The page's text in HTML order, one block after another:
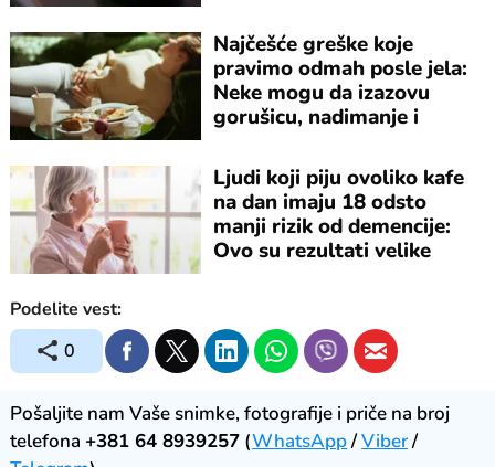
Najčešće greške koje
pravimo odmah posle jela:
Neke mogu da izazovu
gorušicu, nadimanje i
Ljudi koji piju ovoliko kafe
na dan imaju 18 odsto
manji rizik od demencije:
Ovo su rezultati velike
Podelite vest:
0
Pošaljite nam Vaše snimke, fotografije i priče na broj
telefona +381 64 8939257 (WhatsApp/Viber/